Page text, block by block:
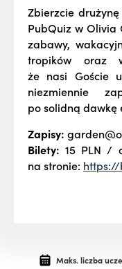
Zbierzcie
PubQuiz w Olivia
zabawy,
tropików oraz
że nasi Goście
niezmiennie
po solidną dawkę
Zapisy:
Bilety: 15 PLN /
na stronie:
Maks. liczba